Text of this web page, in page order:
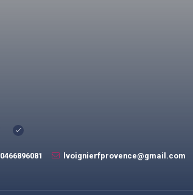
0466896081 lvoignierfprovence@gmail.com